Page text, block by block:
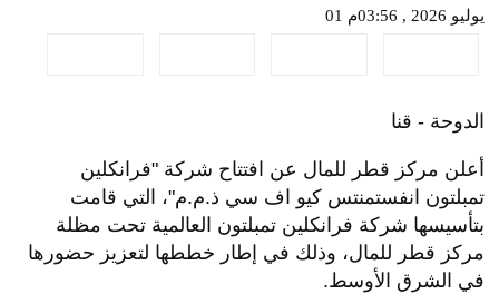
01 يوليو 2026 , 03:56م
الدوحة - قنا
أعلن مركز قطر للمال عن افتتاح شركة "فرانكلين
تمبلتون انفستمنتس كيو اف سي ذ.م.م"، التي قامت
بتأسيسها شركة فرانكلين تمبلتون العالمية تحت مظلة
مركز قطر للمال، وذلك في إطار خططها لتعزيز حضورها
في الشرق الأوسط.